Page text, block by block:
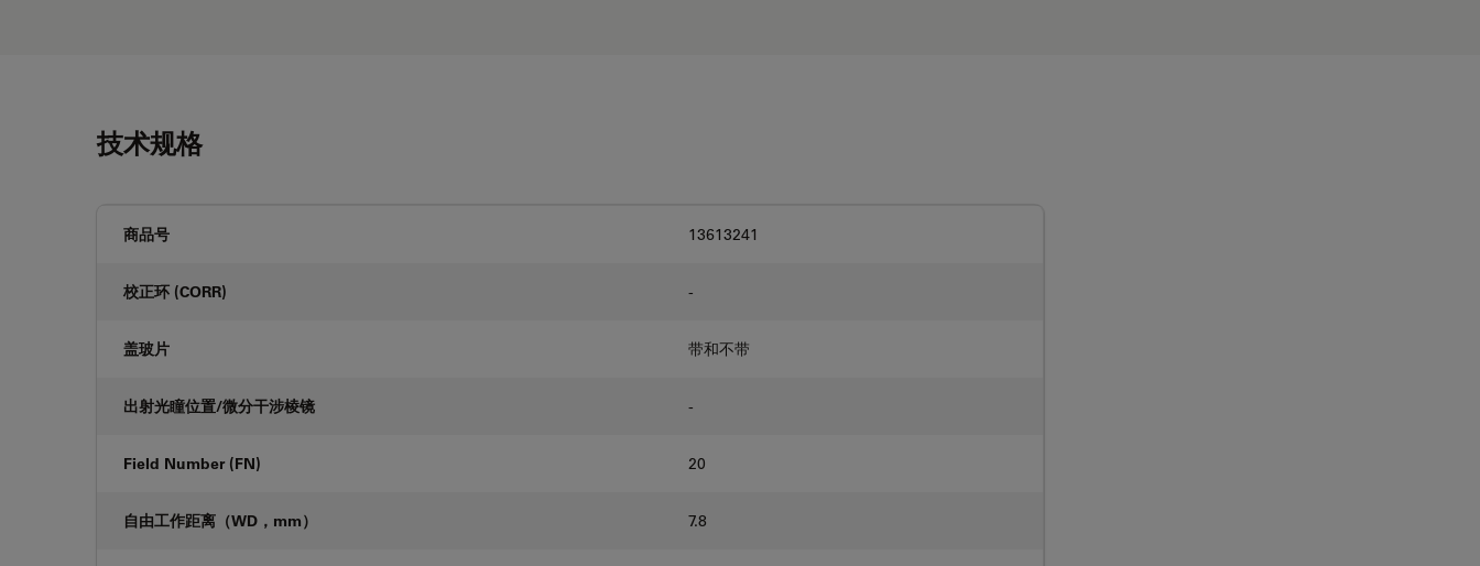
技术规格
商品号 13613241
校正环 (CORR) -
盖玻片 带和不带
出射光瞳位置/微分干涉棱镜 -
Field Number (FN) 20
自由工作距离（WD，mm） 7.8